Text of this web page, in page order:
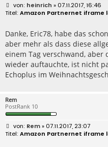
B
e
r
a
g
heinrich » 07.11.2017, 16:46
Amazon Partnernet iframe
Danke, Eric78, habe das
aber mehr als dass diese
einem Tag verschwand, aber
wieder auftauchte, ist nicht
Echoplus im
Rem
PostRank 10
B
e
Rem» 07.11.2017, 23:07
Amazon Partnernet iframe